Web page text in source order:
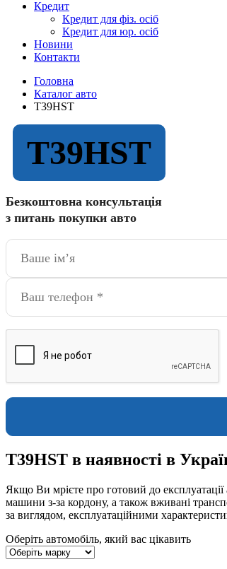
Кредит
Кредит для фіз. осіб
Кредит для юр. осіб
Новини
Контакти
Головна
Каталог авто
T39HST
T39HST
Безкоштовна консультація
з питань покупки авто
T39HST в наявності в
Якщо Ви мрієте про готовий до експлуатації
машини з-за кордону, а також вживані
за виглядом, експлуатаційними
Оберіть автомобіль, який вас цікавить